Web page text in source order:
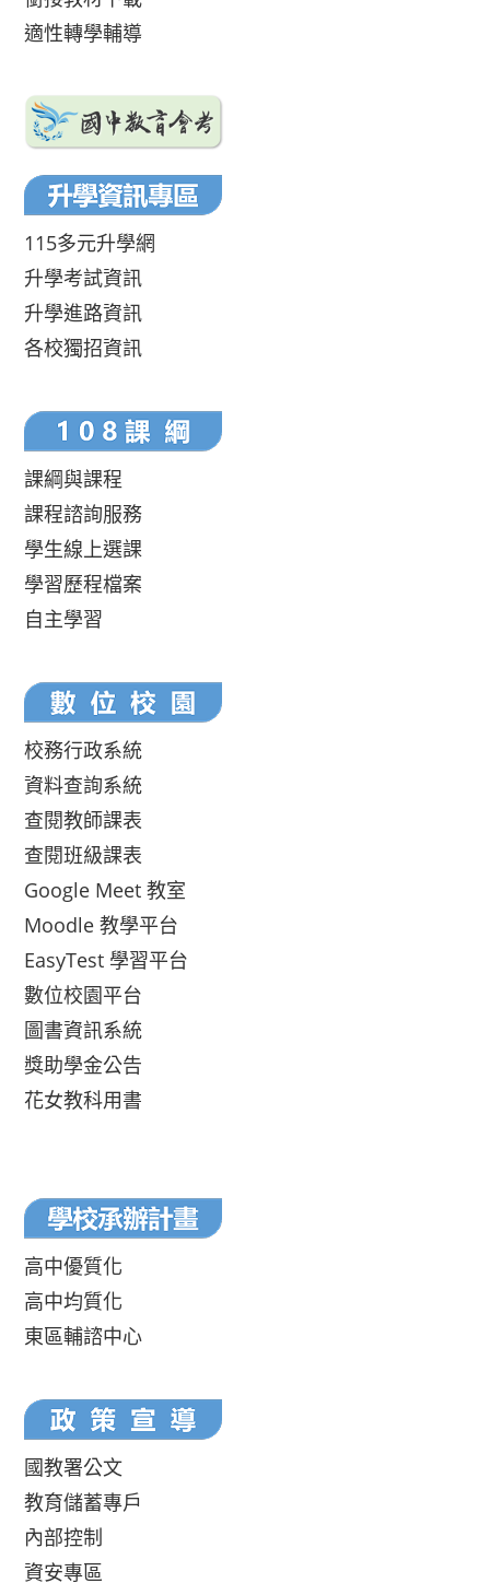
適性轉學輔導
115多元升學網
升學考試資訊
升學進路資訊
各校獨招資訊
課綱與課程
課程諮詢服務
學生線上選課
學習歷程檔案
自主學習
校務行政系統
資料查詢系統
查閱教師課表
查閱班級課表
Google Meet 教室
Moodle 教學平台
EasyTest 學習平台
數位校園平台
圖書資訊系統
獎助學金公告
花女教科用書
高中優質化
高中均質化
東區輔諮中心
國教署公文
教育儲蓄專戶
內部控制
資安專區